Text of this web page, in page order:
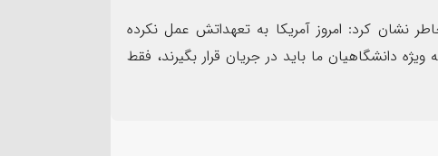
نشان کرد: امروز آمریکا به تعهداتش عمل نکرده
دانشگاهیان ما باید در جریان قرار بگیرند، فقط